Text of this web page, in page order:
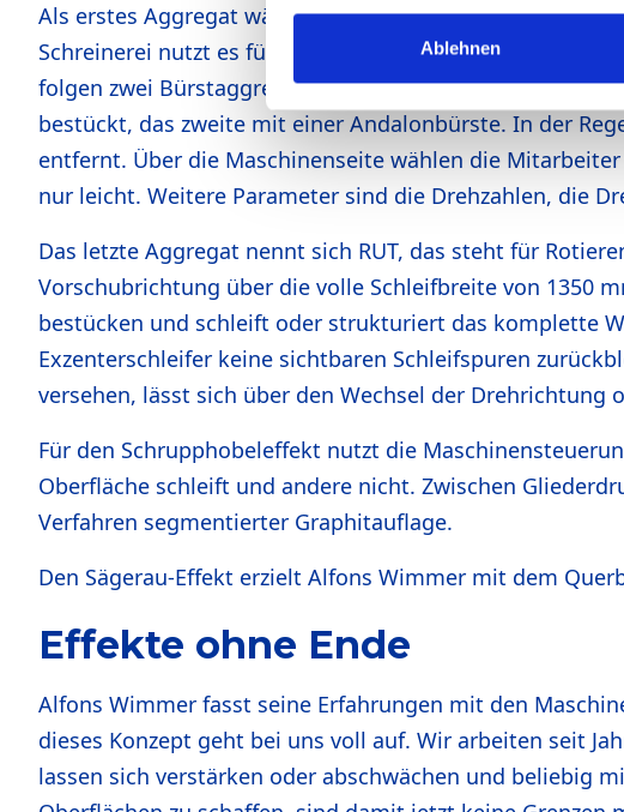
Ablehnen
Als erstes Aggregat wählte Alfons Wimmer ein
Schreinerei nutzt es für den Kontaktschliff von
folgen zwei Bürstaggregate. Das erste ist auf der
bestückt, das zweite mit einer Andalonbürste. In der
entfernt. Über die Maschinenseite wählen die
nur leicht. Weitere Parameter sind die Drehzahlen, die
Das letzte Aggregat nennt sich RUT, das steht für
Vorschubrichtung über die volle Schleifbreite von 1350
bestücken und schleift oder strukturiert das komplette
Exzenterschleifer keine sichtbaren Schleifspuren
versehen, lässt sich über den Wechsel der Drehrichtung
Für den Schrupphobeleffekt nutzt die
Oberfläche schleift und andere nicht. Zwischen
Verfahren segmentierter Graphitauflage.
Den Sägerau-Effekt erzielt Alfons Wimmer mit dem
Effekte ohne Ende
Alfons Wimmer fasst seine Erfahrungen mit den
dieses Konzept geht bei uns voll auf. Wir arbeiten seit
lassen sich verstärken oder abschwächen und beliebig